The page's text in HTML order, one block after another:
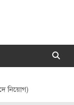
নিয়োগ)